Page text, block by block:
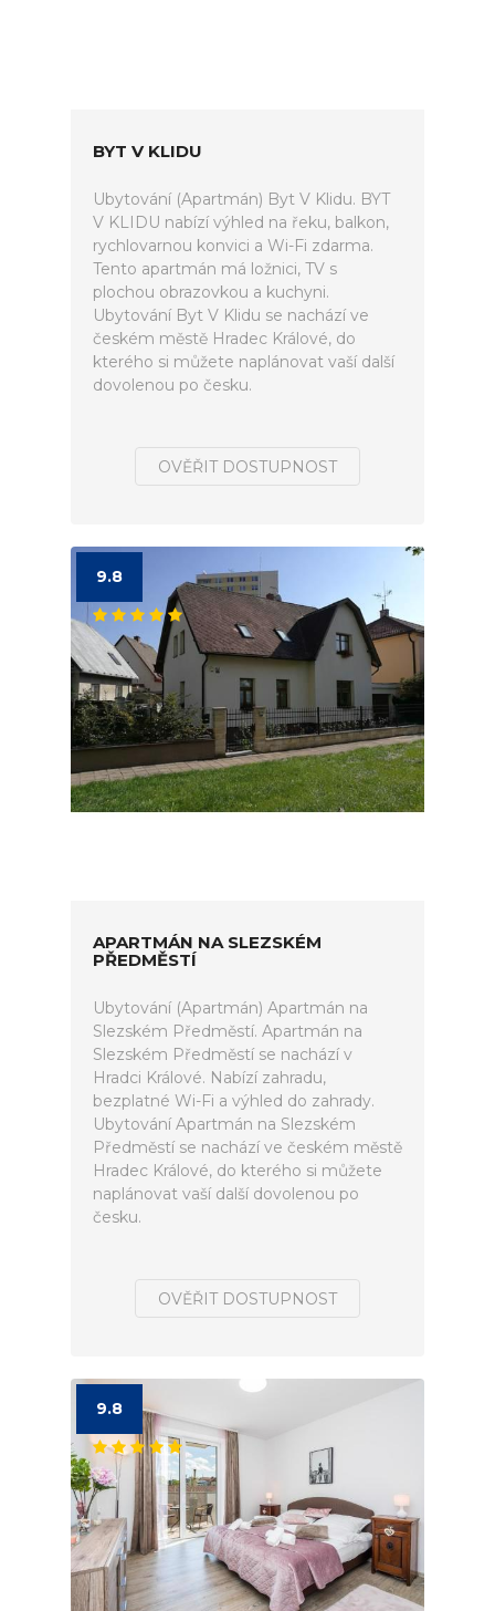
BYT V KLIDU
Ubytování (Apartmán) Byt V Klidu. BYT
V KLIDU nabízí výhled na řeku, balkon,
rychlovarnou konvici a Wi-Fi zdarma.
Tento apartmán má ložnici, TV s
plochou obrazovkou a kuchyni.
Ubytování Byt V Klidu se nachází ve
českém městě Hradec Králové, do
kterého si můžete naplánovat vaší další
dovolenou po česku.
OVĚŘIT DOSTUPNOST
9.8
APARTMÁN NA SLEZSKÉM
PŘEDMĚSTÍ
Ubytování (Apartmán) Apartmán na
Slezském Předměstí. Apartmán na
Slezském Předměstí se nachází v
Hradci Králové. Nabízí zahradu,
bezplatné Wi-Fi a výhled do zahrady.
Ubytování Apartmán na Slezském
Předměstí se nachází ve českém městě
Hradec Králové, do kterého si můžete
naplánovat vaší další dovolenou po
česku.
OVĚŘIT DOSTUPNOST
9.8